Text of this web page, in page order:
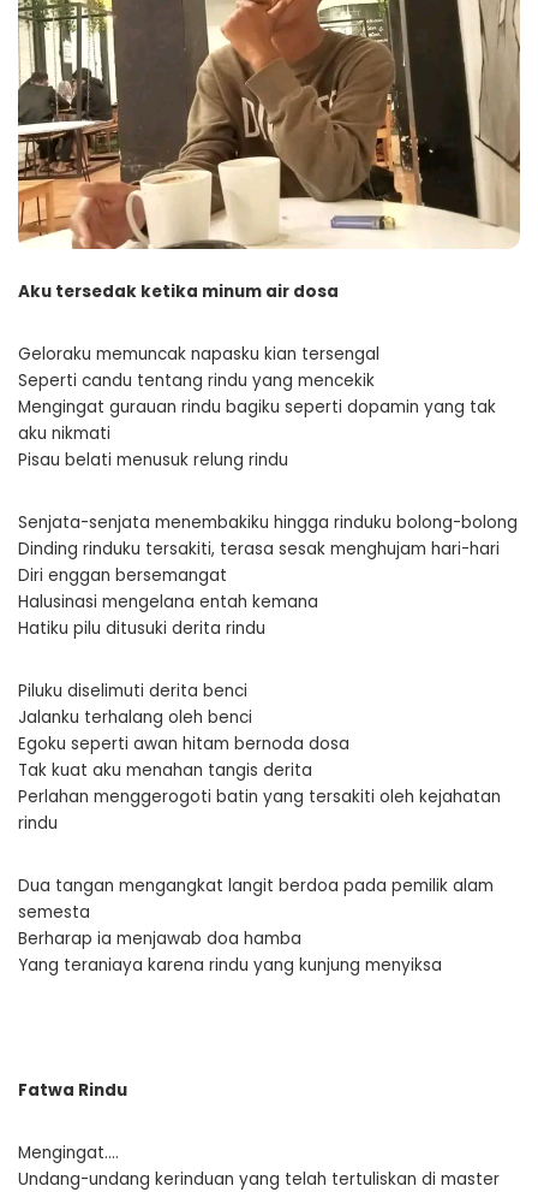
Aku tersedak ketika minum air dosa
Geloraku memuncak napasku kian tersengal
Seperti candu tentang rindu yang mencekik
Mengingat gurauan rindu bagiku seperti dopamin yang tak
aku nikmati
Pisau belati menusuk relung rindu
Senjata-senjata menembakiku hingga rinduku bolong-bolong
Dinding rinduku tersakiti, terasa sesak menghujam hari-hari
Diri enggan bersemangat
Halusinasi mengelana entah kemana
Hatiku pilu ditusuki derita rindu
Piluku diselimuti derita benci
Jalanku terhalang oleh benci
Egoku seperti awan hitam bernoda dosa
Tak kuat aku menahan tangis derita
Perlahan menggerogoti batin yang tersakiti oleh kejahatan
rindu
Dua tangan mengangkat langit berdoa pada pemilik alam
semesta
Berharap ia menjawab doa hamba
Yang teraniaya karena rindu yang kunjung menyiksa
Fatwa Rindu
Mengingat….
Undang-undang kerinduan yang telah tertuliskan di master